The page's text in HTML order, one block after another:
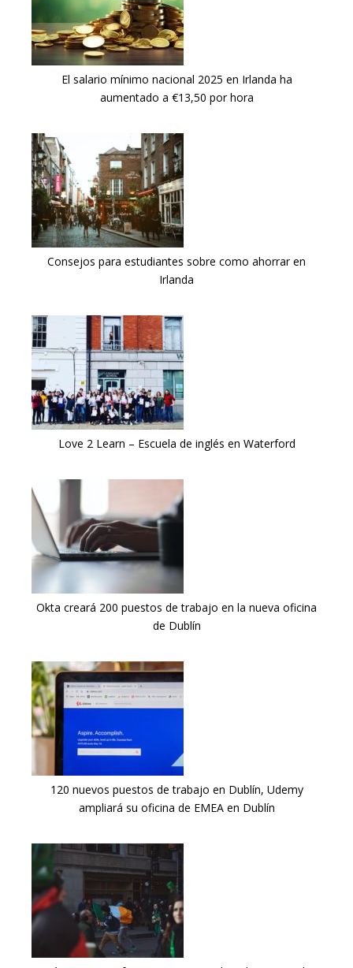
El salario mínimo nacional 2025 en Irlanda ha
aumentado a €13,50 por hora
Consejos para estudiantes sobre como ahorrar en
Irlanda
Love 2 Learn – Escuela de inglés en Waterford
Okta creará 200 puestos de trabajo en la nueva oficina
de Dublín
120 nuevos puestos de trabajo en Dublín, Udemy
ampliará su oficina de EMEA en Dublín